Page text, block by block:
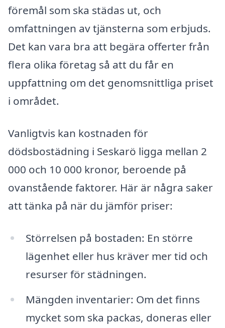
föremål som ska städas ut, och
omfattningen av tjänsterna som erbjuds.
Det kan vara bra att begära offerter från
flera olika företag så att du får en
uppfattning om det genomsnittliga priset
i området.
Vanligtvis kan kostnaden för
dödsbostädning i Seskarö ligga mellan 2
000 och 10 000 kronor, beroende på
ovanstående faktorer. Här är några saker
att tänka på när du jämför priser:
Störrelsen på bostaden: En större
lägenhet eller hus kräver mer tid och
resurser för städningen.
Mängden inventarier: Om det finns
mycket som ska packas, doneras eller